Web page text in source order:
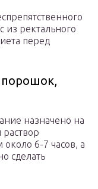
из ректального
перед
порошок,
назначено на
6-7 часов, а
сделать